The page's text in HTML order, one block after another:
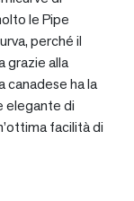
le Pipe
perché il
grazie alla
canadese ha la
elegante di
facilità di